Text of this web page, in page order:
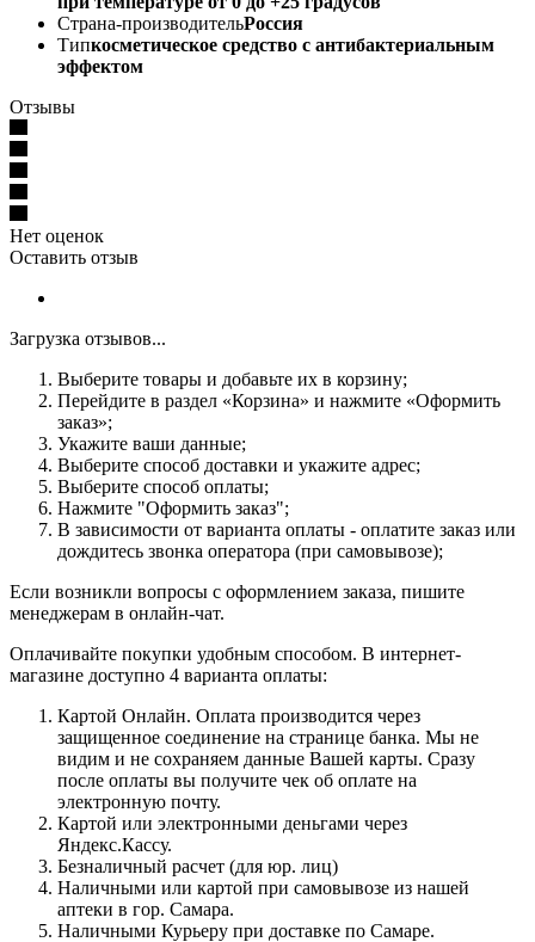
Страна-производительРоссия
Типкосметическое средство с антибактериальным
эффектом
Отзывы
Нет оценок
Оставить отзыв
Загрузка отзывов...
Выберите товары и добавьте их в корзину;
Перейдите в раздел «Корзина» и нажмите «Оформить
заказ»;
Укажите ваши данные;
Выберите способ доставки и укажите адрес;
Выберите способ оплаты;
Нажмите "Оформить заказ";
В зависимости от варианта оплаты - оплатите заказ или
дождитесь звонка оператора (при самовывозе);
Если возникли вопросы с оформлением заказа, пишите
менеджерам в онлайн-чат.
Оплачивайте покупки удобным способом. В интернет-
магазине доступно 4 варианта оплаты:
Картой Онлайн. Оплата производится через
защищенное соединение на странице банка. Мы не
видим и не сохраняем данные Вашей карты. Сразу
после оплаты вы получите чек об оплате на
электронную почту.
Картой или электронными деньгами через
Яндекс.Кассу.
Безналичный расчет (для юр. лиц)
Наличными или картой при самовывозе из нашей
аптеки в гор. Самара.
Наличными Курьеру при доставке по Самаре.